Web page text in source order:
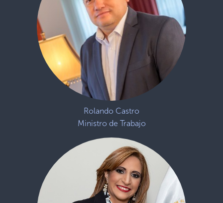
Rolando Castro
Ministro de Trabajo